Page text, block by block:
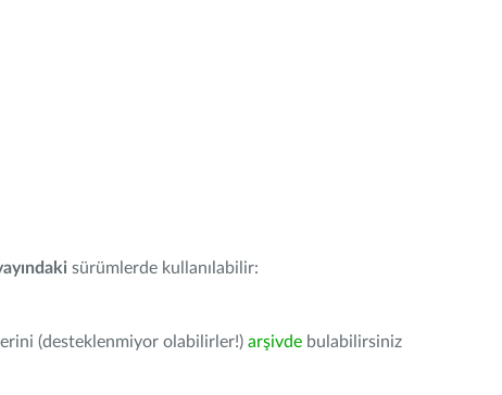
sürümlerde kullanılabilir:
(desteklenmiyor olabilirler!) arşivde bulabilirsiniz